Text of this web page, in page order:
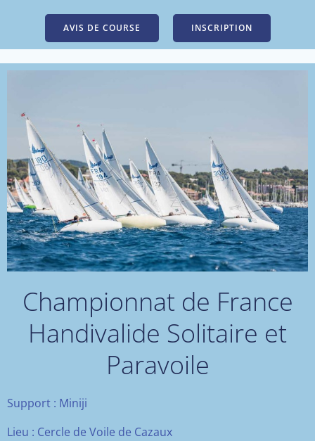
AVIS DE COURSE INSCRIPTION
Championnat de France
Handivalide Solitaire et
Paravoile
Support : Miniji
Lieu : Cercle de Voile de Cazaux